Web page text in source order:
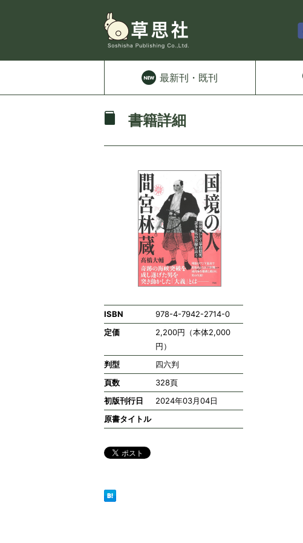
最新刊 ・既刊
書籍詳細
ISBN
978-4-7942-2714-0
定価
2,200円（本体2,000
円）
判型
四六判
頁数
328頁
初版刊行日
2024年03月04日
原書タイトル